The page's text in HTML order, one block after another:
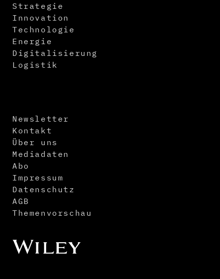
Strategie
Innovation
Technologie
Energie
Digitalisierung
Logistik
Newsletter
Kontakt
Über uns
Mediadaten
Abo
Impressum
Datenschutz
AGB
Themenvorschau